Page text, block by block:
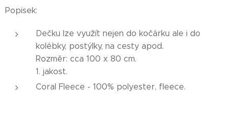
Popisek:
Dečku lze využít nejen do kočárku ale i do
kolébky, postýlky, na cesty apod.
Rozměr: cca 100 x 80 cm.
1. jakost.
Coral Fleece - 100% polyester, fleece.